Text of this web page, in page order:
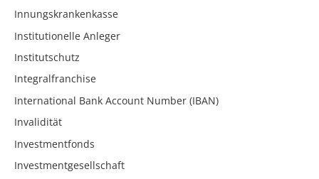
Innungskrankenkasse
Institutionelle Anleger
Institutschutz
Integralfranchise
International Bank Account Number (IBAN)
Invalidität
Investmentfonds
Investmentgesellschaft